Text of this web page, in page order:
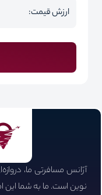
ارزش قیمت:
آژانس مسافرتی ما،
نوین است. ما به شما این